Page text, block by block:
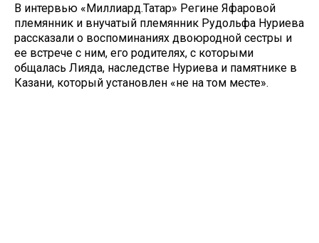
В интервью «Миллиард.Татар» Регине Яфаровой
племянник и внучатый племянник Рудольфа Нуриева
рассказали о воспоминаниях двоюродной сестры и
ее встрече с ним, его родителях, с которыми
общалась Лияда, наследстве Нуриева и памятнике в
Казани, который установлен «не на том месте».